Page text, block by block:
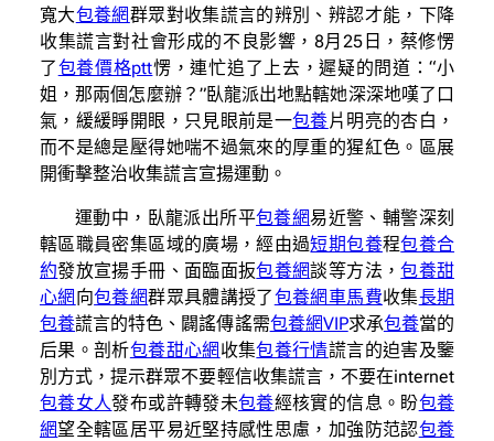
寬大包養網群眾對收集謊言的辨別、辨認才能，下降
收集謊言對社會形成的不良影響，8月25日，蔡修愣
了包養價格ptt愣，連忙追了上去，遲疑的問道：“小
姐，那兩個怎麼辦？”臥龍派出地點轄她深深地嘆了口
氣，緩緩睜開眼，只見眼前是一包養片明亮的杏白，
而不是總是壓得她喘不過氣來的厚重的猩紅色。區展
開衝擊整治收集謊言宣揚運動。
運動中，臥龍派出所平包養網易近警、輔警深刻
轄區職員密集區域的廣場，經由過短期包養程包養合
約發放宣揚手冊、面臨面扳包養網談等方法，包養甜
心網 向包養網群眾具體講授了包養網車馬費收集長期
包養謊言的特色、闢謠傳謠需包養網VIP求承包養當的
后果。剖析包養甜心網 收集包養行情謊言的迫害及鑒
別方式，提示群眾不要輕信收集謊言，不要在internet
包養女人發布或許轉發未包養經核實的信息。盼包養
網望全轄區居平易近堅持感性思慮，加強防范認包養